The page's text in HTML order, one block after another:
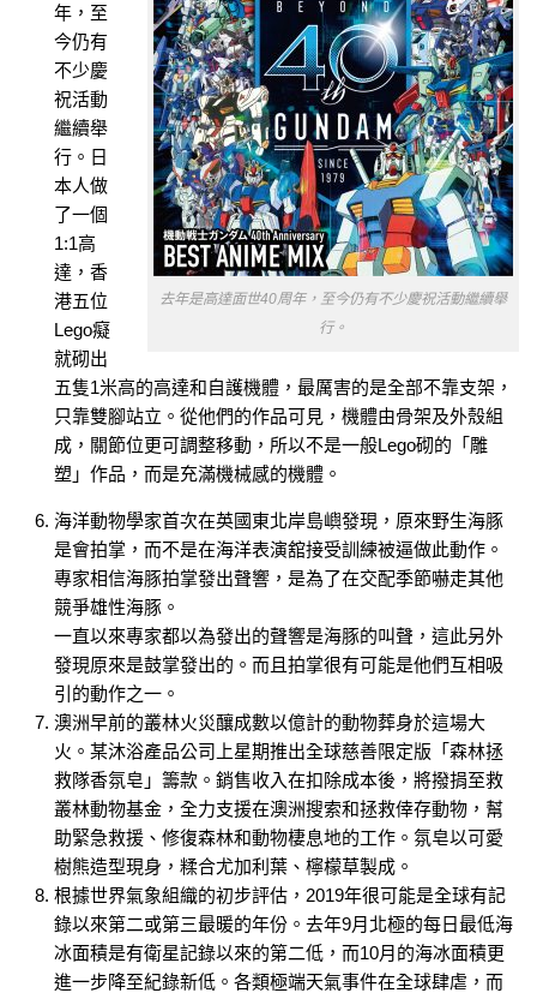
去年是高達面世40周年，至今仍有不少慶祝活動繼續舉
行。
年，至
今仍有
不少慶
祝活動
繼續舉
行。日
本人做
了一個
1:1高
達，香
港五位
Lego癡
就砌出
五隻1米高的高達和自護機體，最厲害的是全部不靠支架，
只靠雙腳站立。從他們的作品可見，機體由骨架及外殼組
成，關節位更可調整移動，所以不是一般Lego砌的「雕
塑」作品，而是充滿機械感的機體。
海洋動物學家首次在英國東北岸島嶼發現，原來野生海豚
是會拍掌，而不是在海洋表演舘接受訓練被逼做此動作。
專家相信海豚拍掌發出聲響，是為了在交配季節嚇走其他
競爭雄性海豚。
一直以來專家都以為發出的聲響是海豚的叫聲，這此另外
發現原來是鼓掌發出的。而且拍掌很有可能是他們互相吸
引的動作之一。
澳洲早前的叢林火災釀成數以億計的動物葬身於這場大
火。某沐浴產品公司上星期推出全球慈善限定版「森林拯
救隊香氛皂」籌款。銷售收入在扣除成本後，將撥捐至救
叢林動物基金，全力支援在澳洲搜索和拯救倖存動物，幫
助緊急救援、修復森林和動物棲息地的工作。氛皂以可愛
樹熊造型現身，糅合尤加利葉、檸檬草製成。
根據世界氣象組織的初步評估，2019年很可能是全球有記
錄以來第二或第三最暖的年份。去年9月北極的每日最低海
冰面積是有衛星記錄以來的第二低，而10月的海冰面積更
進一步降至紀錄新低。各類極端天氣事件在全球肆虐，而